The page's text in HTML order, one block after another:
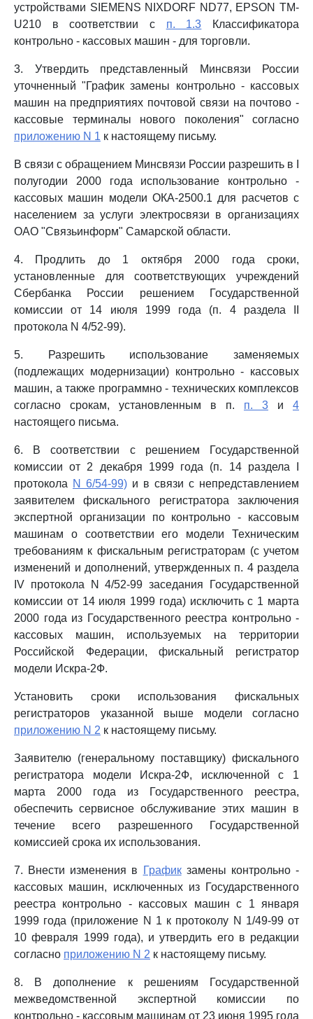
устройствами SIEMENS NIXDORF ND77, EPSON TM-
U210 в соответствии с п. 1.3 Классификатора
контрольно - кассовых машин - для торговли.
3. Утвердить представленный Минсвязи России
уточненный "График замены контрольно - кассовых
машин на предприятиях почтовой связи на почтово -
кассовые терминалы нового поколения" согласно
приложению N 1 к настоящему письму.
В связи с обращением Минсвязи России разрешить в I
полугодии 2000 года использование контрольно -
кассовых машин модели ОКА-2500.1 для расчетов с
населением за услуги электросвязи в организациях
ОАО "Связьинформ" Самарской области.
4. Продлить до 1 октября 2000 года сроки,
установленные для соответствующих учреждений
Сбербанка России решением Государственной
комиссии от 14 июля 1999 года (п. 4 раздела II
протокола N 4/52-99).
5. Разрешить использование заменяемых
(подлежащих модернизации) контрольно - кассовых
машин, а также программно - технических комплексов
согласно срокам, установленным в п. п. 3 и 4
настоящего письма.
6. В соответствии с решением Государственной
комиссии от 2 декабря 1999 года (п. 14 раздела I
протокола N 6/54-99) и в связи с непредставлением
заявителем фискального регистратора заключения
экспертной организации по контрольно - кассовым
машинам о соответствии его модели Техническим
требованиям к фискальным регистраторам (с учетом
изменений и дополнений, утвержденных п. 4 раздела
IV протокола N 4/52-99 заседания Государственной
комиссии от 14 июля 1999 года) исключить с 1 марта
2000 года из Государственного реестра контрольно -
кассовых машин, используемых на территории
Российской Федерации, фискальный регистратор
модели Искра-2Ф.
Установить сроки использования фискальных
регистраторов указанной выше модели согласно
приложению N 2 к настоящему письму.
Заявителю (генеральному поставщику) фискального
регистратора модели Искра-2Ф, исключенной с 1
марта 2000 года из Государственного реестра,
обеспечить сервисное обслуживание этих машин в
течение всего разрешенного Государственной
комиссией срока их использования.
7. Внести изменения в Графикзамены контрольно -
кассовых машин, исключенных из Государственного
реестра контрольно - кассовых машин с 1 января
1999 года (приложение N 1 к протоколу N 1/49-99 от
10 февраля 1999 года), и утвердить его в редакции
согласно приложению N 2 к настоящему письму.
8. В дополнение к решениям Государственной
межведомственной экспертной комиссии по
контрольно - кассовым машинам от 23 июня 1995 года